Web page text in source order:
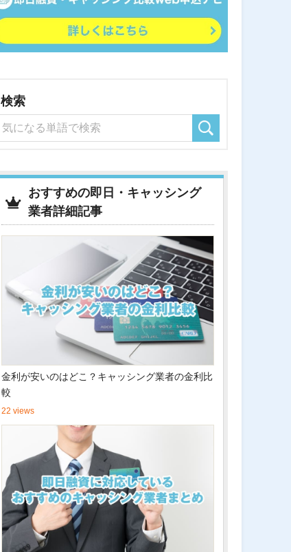
検索
おすすめの即日・キャッシング
業者詳細記事
金利が安いのはどこ？キャッシング業者の金利比
較
22 views